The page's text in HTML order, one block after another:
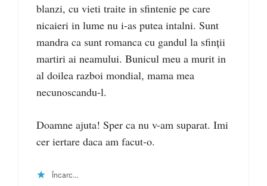
blanzi, cu vieti traite in sfintenie pe care
nicaieri in lume nu i-as putea intalni. Sunt
mandra ca sunt romanca cu gandul la sfinții
martiri ai neamului. Bunicul meu a murit in
al doilea razboi mondial, mama mea
necunoscandu-l.
Doamne ajuta! Sper ca nu v-am suparat. Imi
cer iertare daca am facut-o.
Încarc...